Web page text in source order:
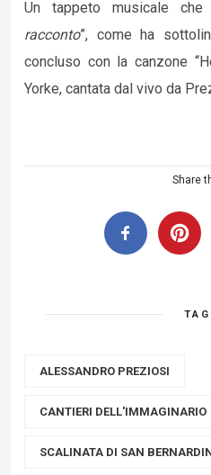
Un tappeto musicale che
racconto”, come ha
concluso con la canzone
Yorke, cantata dal vivo da
Share
ALESSANDRO PREZIOSI
CANTIERI DELL'IMMAGINARIO
SCALINATA DI SAN